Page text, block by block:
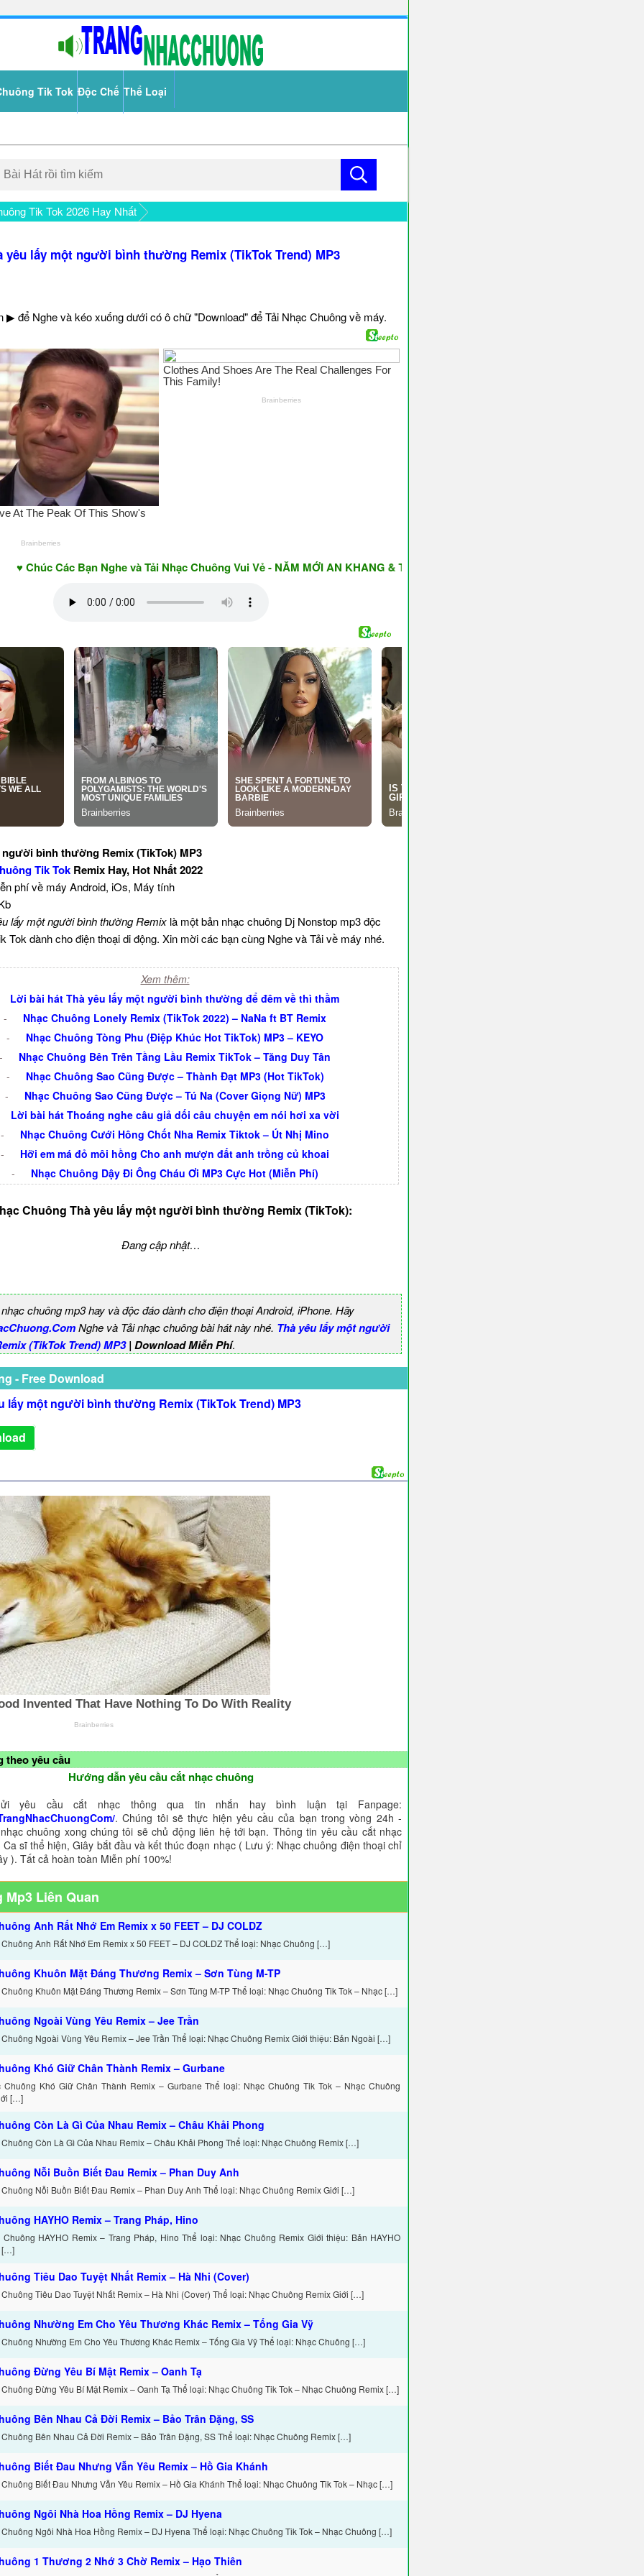
Tik Tok Độc Chế Thể Loại
Tik Tok 2026 Hay Nhất
yêu lấy một người bình thường Remix (TikTok Trend) MP3
▶ để Nghe và kéo xuống dưới có ô chữ "Download" để Tải Nhạc Chuông về máy.
Các Bạn Nghe và Tải Nhạc Chuông Vui Vẻ - NĂM MỚI AN KHANG & THỊNH VƯỢNG ♥ Have A Nice Day ♥
bình thường Remix (TikTok) MP3
Tik Tok Remix Hay, Hot Nhất 2022
phí về máy Android, iOs, Máy tính
lấy một người bình thường Remix là một bản nhạc chuông Dj Nonstop mp3 độc
Tok dành cho điện thoại di động. Xin mời các bạn cùng Nghe và Tải về máy nhé.
Xem thêm:
Lời bài hát Thà yêu lấy một người bình thường để đêm về thì thầm
-
Nhạc Chuông Lonely Remix (TikTok 2022) – NaNa ft BT Remix
-
Nhạc Chuông Tòng Phu (Điệp Khúc Hot TikTok) MP3 – KEYO
-
Nhạc Chuông Bên Trên Tầng Lầu Remix TikTok – Tăng Duy Tân
-
Nhạc Chuông Sao Cũng Được – Thành Đạt MP3 (Hot TikTok)
-
Nhạc Chuông Sao Cũng Được – Tú Na (Cover Giọng Nữ) MP3
Lời bài hát Thoáng nghe câu giả dối câu chuyện em nói hơi xa vời
-
Nhạc Chuông Cưới Hông Chốt Nha Remix Tiktok – Út Nhị Mino
-
Hỡi em má đỏ môi hồng Cho anh mượn đất anh trồng củ khoai
-
Nhạc Chuông Dậy Đi Ông Cháu Ơi MP3 Cực Hot (Miễn Phí)
Chuông Thà yêu lấy một người bình thường Remix (TikTok):
Đang cập nhật…
chuông mp3 hay và độc đáo dành cho điện thoại Android, iPhone. Hãy
Nghe và Tải nhạc chuông bài hát này nhé. Thà yêu lấy một người
(TikTok Trend) MP3| Download Miễn Phí.
- Free Download
lấy một người bình thường Remix (TikTok Trend) MP3
theo yêu cầu
Hướng dẫn yêu cầu cắt nhạc chuông
yêu cầu cắt nhạc thông qua tin nhắn hay bình luận tại Fanpage:
. Chúng tôi sẽ thực hiện yêu cầu của bạn trong vòng 24h -
chuông xong chúng tôi sẽ chủ động liên hệ tới bạn. Thông tin yêu cầu cắt nhạc
sĩ thể hiện, Giây bắt đầu và kết thúc đoạn nhạc ( Lưu ý: Nhạc chuông điện thoại chỉ
). Tất cả hoàn toàn Miễn phí 100%!
Mp3 Liên Quan
Anh Rất Nhớ Em Remix x 50 FEET – DJ COLDZ
Anh Rất Nhớ Em Remix x 50 FEET – DJ COLDZ Thể loại: Nhạc Chuông […]
Khuôn Mặt Đáng Thương Remix – Sơn Tùng M-TP
Khuôn Mặt Đáng Thương Remix – Sơn Tùng M-TP Thể loại: Nhạc Chuông Tik Tok – Nhạc […]
Ngoài Vùng Yêu Remix – Jee Trần
Ngoài Vùng Yêu Remix – Jee Trần Thể loại: Nhạc Chuông Remix Giới thiệu: Bản Ngoài […]
Khó Giữ Chân Thành Remix – Gurbane
Chuông Khó Giữ Chân Thành Remix – Gurbane Thể loại: Nhạc Chuông Tik Tok – Nhạc Chuông
[…]
Còn Là Gì Của Nhau Remix – Châu Khải Phong
Chuông Còn Là Gì Của Nhau Remix – Châu Khải Phong Thể loại: Nhạc Chuông Remix […]
Nỗi Buồn Biết Đau Remix – Phan Duy Anh
Chuông Nỗi Buồn Biết Đau Remix – Phan Duy Anh Thể loại: Nhạc Chuông Remix Giới […]
HAYHO Remix – Trang Pháp, Hino
Chuông HAYHO Remix – Trang Pháp, Hino Thể loại: Nhạc Chuông Remix Giới thiệu: Bản HAYHO
[…]
Tiêu Dao Tuyệt Nhất Remix – Hà Nhi (Cover)
Tiêu Dao Tuyệt Nhất Remix – Hà Nhi (Cover) Thể loại: Nhạc Chuông Remix Giới […]
Nhường Em Cho Yêu Thương Khác Remix – Tống Gia Vỹ
Nhường Em Cho Yêu Thương Khác Remix – Tống Gia Vỹ Thể loại: Nhạc Chuông […]
Đừng Yêu Bí Mật Remix – Oanh Tạ
Đừng Yêu Bí Mật Remix – Oanh Tạ Thể loại: Nhạc Chuông Tik Tok – Nhạc Chuông Remix […]
Bên Nhau Cả Đời Remix – Bảo Trân Đặng, SS
Chuông Bên Nhau Cả Đời Remix – Bảo Trân Đặng, SS Thể loại: Nhạc Chuông Remix […]
Biết Đau Nhưng Vẫn Yêu Remix – Hồ Gia Khánh
Biết Đau Nhưng Vẫn Yêu Remix – Hồ Gia Khánh Thể loại: Nhạc Chuông Tik Tok – Nhạc […]
Ngôi Nhà Hoa Hồng Remix – DJ Hyena
Ngôi Nhà Hoa Hồng Remix – DJ Hyena Thể loại: Nhạc Chuông Tik Tok – Nhạc Chuông […]
1 Thương 2 Nhớ 3 Chờ Remix – Hạo Thiên